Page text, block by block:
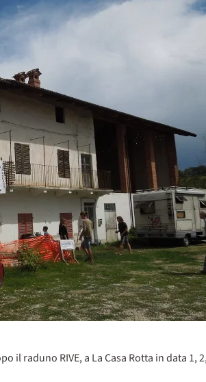
RIVE, a La Casa Rotta in data 1, 2,